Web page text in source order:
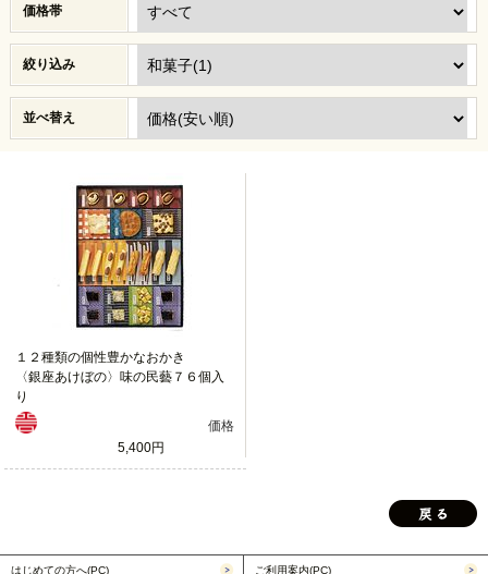
価格帯
絞り込み
並べ替え
１２種類の個性豊かなおかき
〈銀座あけぼの〉味の民藝７６個入
り
価格
5,400円
はじめての方へ(PC) ご利用案内(PC)